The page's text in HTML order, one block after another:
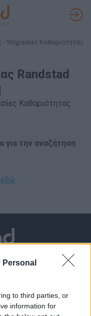
Personal
to third parties, or
information for
Υπηρεσίες Καθαριότητας
Randstad
Καθαριότητας
την αναζήτηση
εδώ